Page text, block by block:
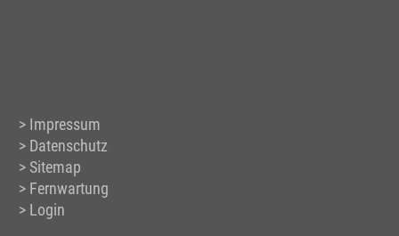
Impressum
Datenschutz
Sitemap
Fernwartung
Login